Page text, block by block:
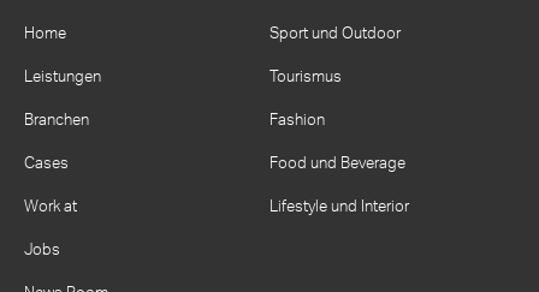
Home
Leistungen
Branchen
Cases
Work at
Jobs
Sport und Outdoor
Tourismus
Fashion
Food und Beverage
Lifestyle und Interior